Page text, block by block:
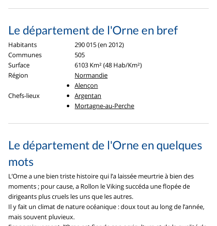
Le département de l'Orne en bref
Habitants
290 015 (en 2012)
Communes
505
Surface
6103 Km² (48 Hab/Km²)
Région
Normandie
Chefs-lieux
Alençon
Argentan
Mortagne-au-Perche
Le département de l'Orne en quelques
mots
L’Orne a une bien triste histoire qui l’a laissée meurtrie à bien des
moments ; pour cause, a Rollon le Viking succéda une flopée de
dirigeants plus cruels les uns que les autres.
Il y fait un climat de nature océanique : doux tout au long de l’année,
mais souvent pluvieux.